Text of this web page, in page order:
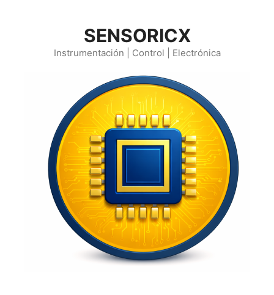
SENSORICX
Instrumentación | Control | Electrónica